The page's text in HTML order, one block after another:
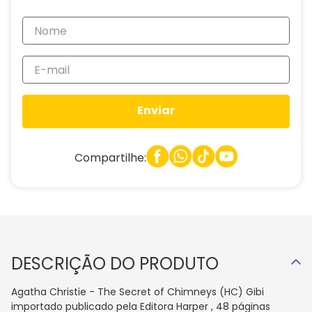
Enviar
Compartilhe:
DESCRIÇÃO DO PRODUTO
Agatha Christie - The Secret of Chimneys (HC) Gibi
importado publicado pela Editora Harper , 48 páginas